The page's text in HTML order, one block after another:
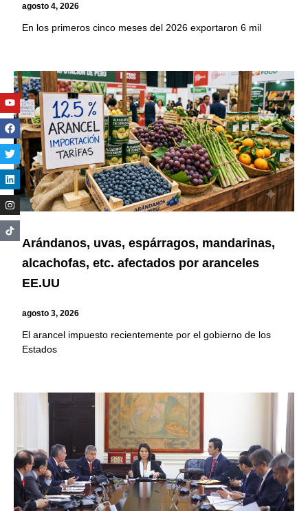
agosto 4, 2026
En los primeros cinco meses del 2026 exportaron 6 mil
Arándanos, uvas, espárragos, mandarinas,
alcachofas, etc. afectados por aranceles
EE.UU
agosto 3, 2026
El arancel impuesto recientemente por el gobierno de los
Estados
Youtube
Facebook
Twitter
Linkedin
Instagram